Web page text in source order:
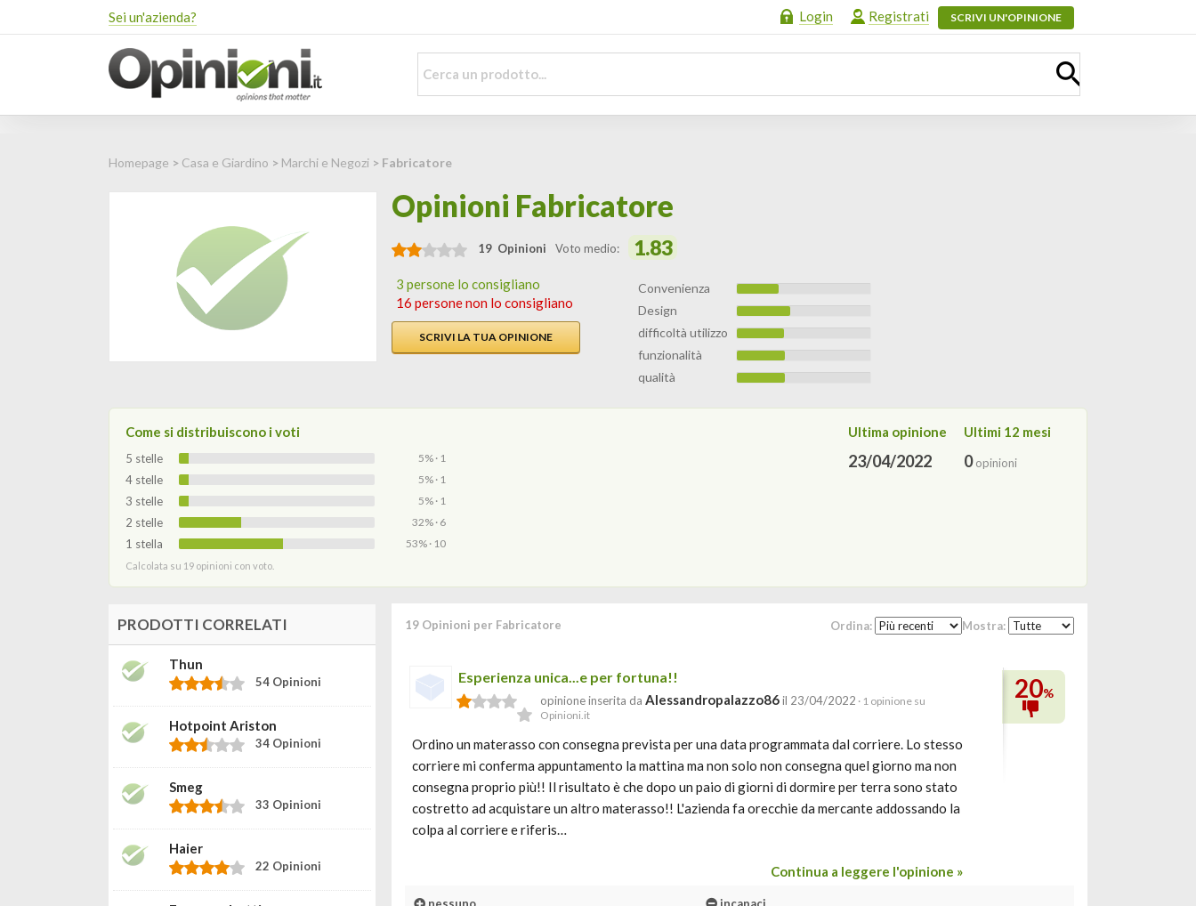
Sei un'azienda? Login Registrati SCRIVI UN'OPINIONE
Homepage > Casa e Giardino > Marchi e Negozi > Fabricatore
Opinioni Fabricatore
19 Opinioni Voto medio: 1.83
3 persone lo consigliano
16 persone non lo consigliano
SCRIVI LA TUA OPINIONE
Convenienza
Design
difficoltà utilizzo
funzionalità
qualità
Come si distribuiscono i voti
5 stelle 5% · 1
4 stelle 5% · 1
3 stelle 5% · 1
2 stelle 32% · 6
1 stella 53% · 10
Calcolata su 19 opinioni con voto.
Ultima opinione
23/04/2022
Ultimi 12 mesi
0opinioni
19 Opinioni per Fabricatore Ordina: Mostra:
Esperienza unica...e per fortuna!!
opinione inserita da Alessandropalazzo86il 23/04/2022 · 1 opinione su
Opinioni.it
Ordino un materasso con consegna prevista per una data programmata dal corriere. Lo stesso
corriere mi conferma appuntamento la mattina ma non solo non consegna quel giorno ma non
consegna proprio più!! Il risultato è che dopo un paio di giorni di dormire per terra sono stato
costretto ad acquistare un altro materasso!! L'azienda fa orecchie da mercante addossando la
colpa al corriere e riferis…
Continua a leggere l'opinione »
20%
PRODOTTI CORRELATI
Thun
54 Opinioni
Hotpoint Ariston
34 Opinioni
Smeg
33 Opinioni
Haier
22 Opinioni